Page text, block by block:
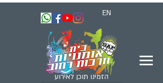
EN
הזמינו תוכן לאירוע